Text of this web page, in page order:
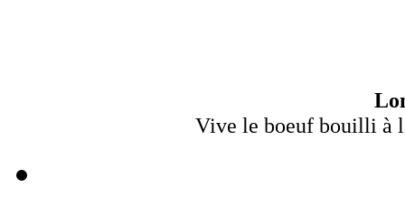
Vive le boeuf bouilli à